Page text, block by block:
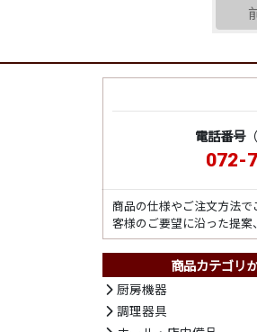
電話番号
072-
商品の仕様やご注文方法
客様のご要望に沿った提案
商品カテゴリ
厨房機器
調理器具